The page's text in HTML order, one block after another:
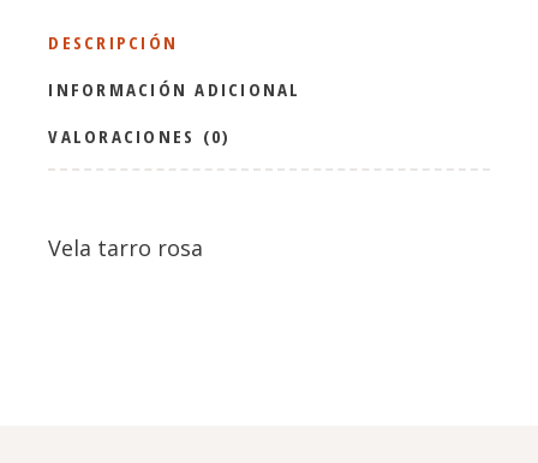
DESCRIPCIÓN
INFORMACIÓN ADICIONAL
VALORACIONES (0)
Vela tarro rosa